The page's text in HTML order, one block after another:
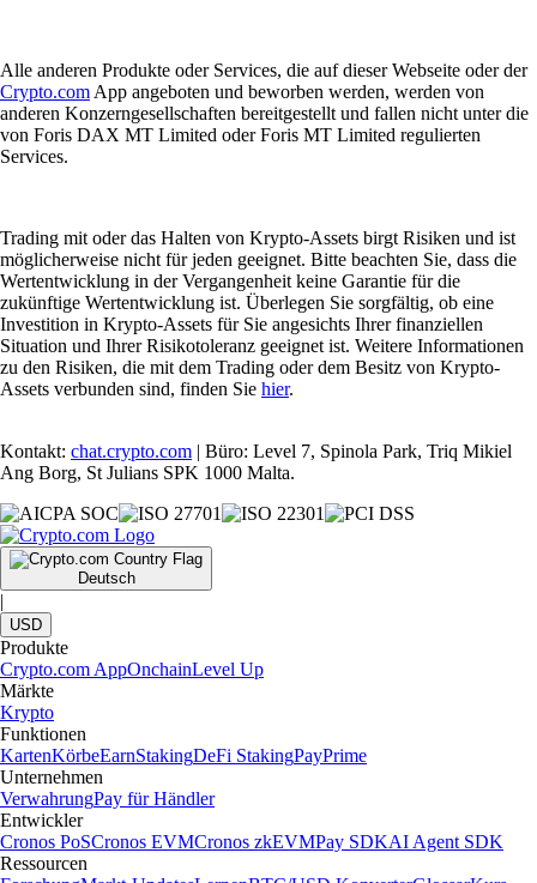
Alle anderen Produkte oder Services, die auf dieser Webseite oder der
Crypto.com App angeboten und beworben werden, werden von
anderen Konzerngesellschaften bereitgestellt und fallen nicht unter die
von Foris DAX MT Limited oder Foris MT Limited regulierten
Services.
Trading mit oder das Halten von Krypto-Assets birgt Risiken und ist
möglicherweise nicht für jeden geeignet. Bitte beachten Sie, dass die
Wertentwicklung in der Vergangenheit keine Garantie für die
zukünftige Wertentwicklung ist. Überlegen Sie sorgfältig, ob eine
Investition in Krypto-Assets für Sie angesichts Ihrer finanziellen
Situation und Ihrer Risikotoleranz geeignet ist. Weitere Informationen
zu den Risiken, die mit dem Trading oder dem Besitz von Krypto-
Assets verbunden sind, finden Sie hier.
Kontakt: chat.crypto.com | Büro: Level 7, Spinola Park, Triq Mikiel
Ang Borg, St Julians SPK 1000 Malta.
Deutsch
|
USD
Produkte
Crypto.com AppOnchainLevel Up
Märkte
Krypto
Funktionen
KartenKörbeEarnStakingDeFi StakingPayPrime
Unternehmen
VerwahrungPay für Händler
Entwickler
Cronos PoSCronos EVMCronos zkEVMPay SDKAI Agent SDK
Ressourcen